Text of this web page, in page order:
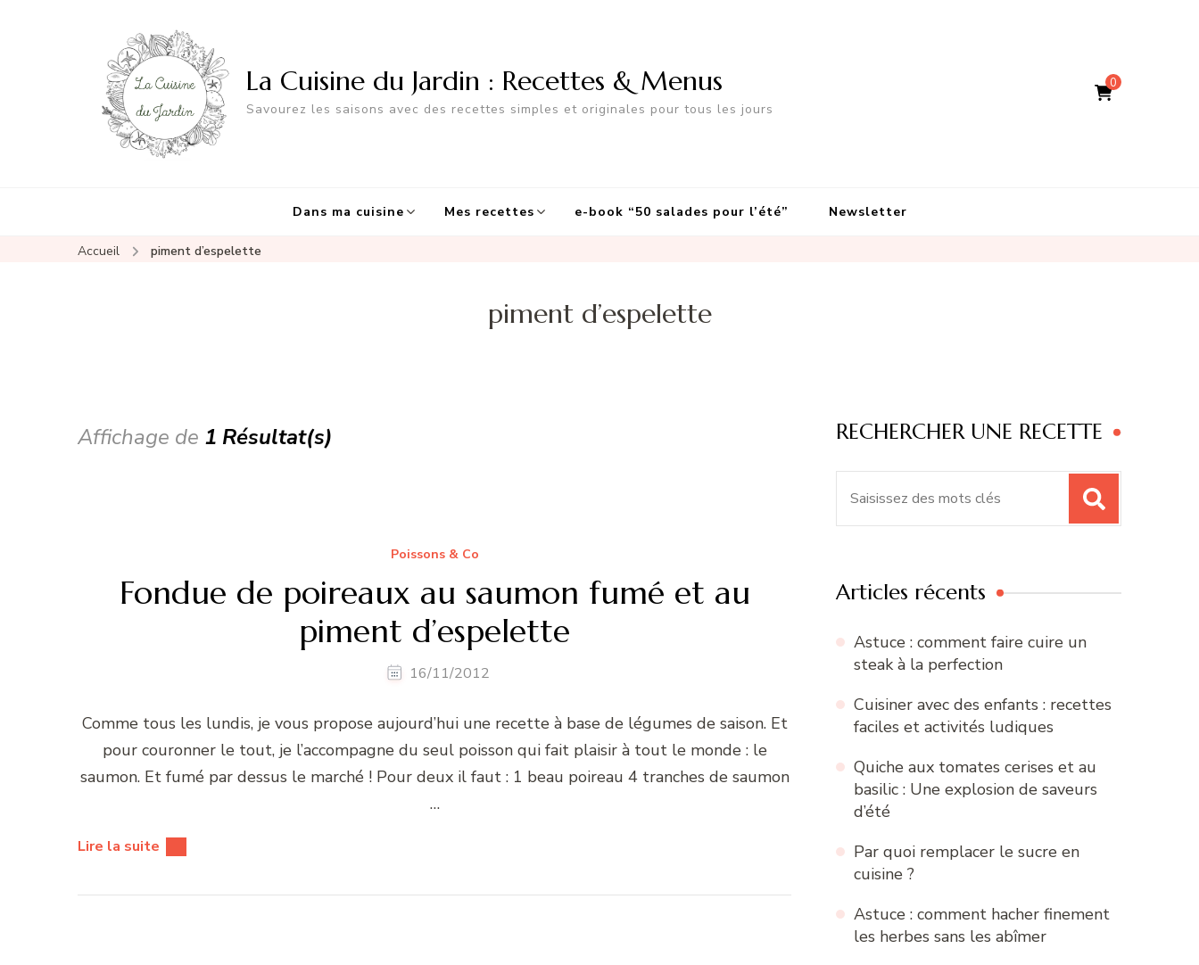
0
La Cuisine du Jardin : Recettes & Menus
Savourez les saisons avec des recettes simples et originales pour tous les jours
Dans ma cuisine Mes recettes e-book “50 salades pour l’été” Newsletter
Accueil piment d’espelette
piment d’espelette
Affichage de 1 Résultat(s)
Poissons & Co
Fondue de poireaux au saumon fumé et au
piment d’espelette
16/11/2012
Comme tous les lundis, je vous propose aujourd’hui une recette à base de légumes de saison. Et
pour couronner le tout, je l’accompagne du seul poisson qui fait plaisir à tout le monde : le
saumon. Et fumé par dessus le marché ! Pour deux il faut : 1 beau poireau 4 tranches de saumon
…
Lire la suite
RECHERCHER UNE RECETTE
Articles récents
Astuce : comment faire cuire un
steak à la perfection
Cuisiner avec des enfants : recettes
faciles et activités ludiques
Quiche aux tomates cerises et au
basilic : Une explosion de saveurs
d’été
Par quoi remplacer le sucre en
cuisine ?
Astuce : comment hacher finement
les herbes sans les abîmer